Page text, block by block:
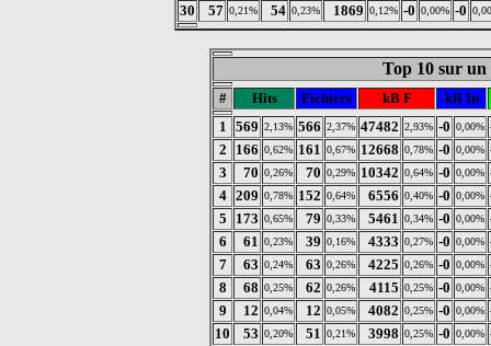
30 57 0,21% 54 0,23% 1869 0,12% -0 0,00% -0
Top 10 sur un
# Hits Fichiers kB F
kB In
1
569 2,13% 566 2,37% 47482 2,93% -0 0,00%
2
166 0,62% 161 0,67% 12668 0,78% -0 0,00%
3
70 0,26% 70 0,29% 10342 0,64% -0 0,00%
4 209 0,78% 152 0,64% 6556 0,40% -0 0,00%
5
173 0,65% 79 0,33% 5461 0,34% -0 0,00%
6
61 0,23% 39 0,16% 4333 0,27% -0 0,00%
7
63 0,24% 63 0,26% 4225 0,26% -0 0,00%
8
68 0,25% 62 0,26% 4115 0,25% -0 0,00%
9
12 0,04% 12 0,05% 4082 0,25% -0 0,00%
10
53 0,20% 51 0,21% 3998 0,25% -0 0,00%